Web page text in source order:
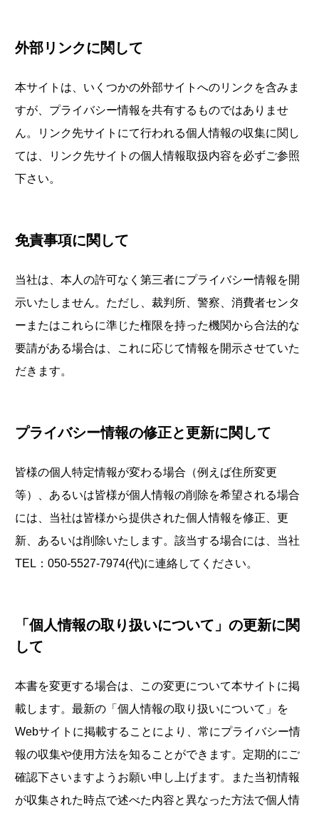
外部リンクに関して
本サイトは、いくつかの外部サイトへのリンクを含みま
すが、プライバシー情報を共有するものではありませ
ん。リンク先サイトにて行われる個人情報の収集に関し
ては、リンク先サイトの個人情報取扱内容を必ずご参照
下さい。
免責事項に関して
当社は、本人の許可なく第三者にプライバシー情報を開
示いたしません。ただし、裁判所、警察、消費者センタ
ーまたはこれらに準じた権限を持った機関から合法的な
要請がある場合は、これに応じて情報を開示させていた
だきます。
プライバシー情報の修正と更新に関して
皆様の個人特定情報が変わる場合（例えば住所変更
等）、あるいは皆様が個人情報の削除を希望される場合
には、当社は皆様から提供された個人情報を修正、更
新、あるいは削除いたします。該当する場合には、当社
TEL：050-5527-7974(代)に連絡してください。
「個人情報の取り扱いについて」の更新に関
して
本書を変更する場合は、この変更について本サイトに掲
載します。最新の「個人情報の取り扱いについて」を
Webサイトに掲載することにより、常にプライバシー情
報の収集や使用方法を知ることができます。定期的にご
確認下さいますようお願い申し上げます。また当初情報
が収集された時点で述べた内容と異なった方法で個人情